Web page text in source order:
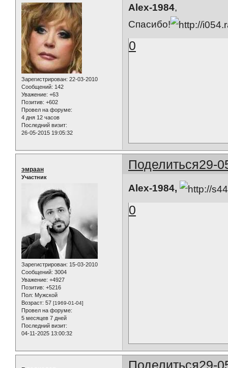
Зарегистрирован: 22-03-2010
Сообщений: 142
Уважение: +63
Позитив: +602
Провел на форуме:
4 дня 12 часов
Последний визит:
26-05-2015 19:05:32
Alex-1984,
Спасибо!
0
Поделиться29-
эмраан
Участник
Зарегистрирован: 15-03-2010
Сообщений: 3004
Уважение: +4927
Позитив: +5216
Пол: Мужской
Возраст: 57 [1969-01-04]
Провел на форуме:
5 месяцев 7 дней
Последний визит:
04-11-2025 13:00:32
Alex-1984,
0
Поделиться29-